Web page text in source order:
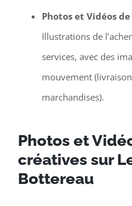
Photos et Vidéos
Illustrations de
services, avec des
mouvement
marchandises).
Photos et
créatives sur
Bottereau